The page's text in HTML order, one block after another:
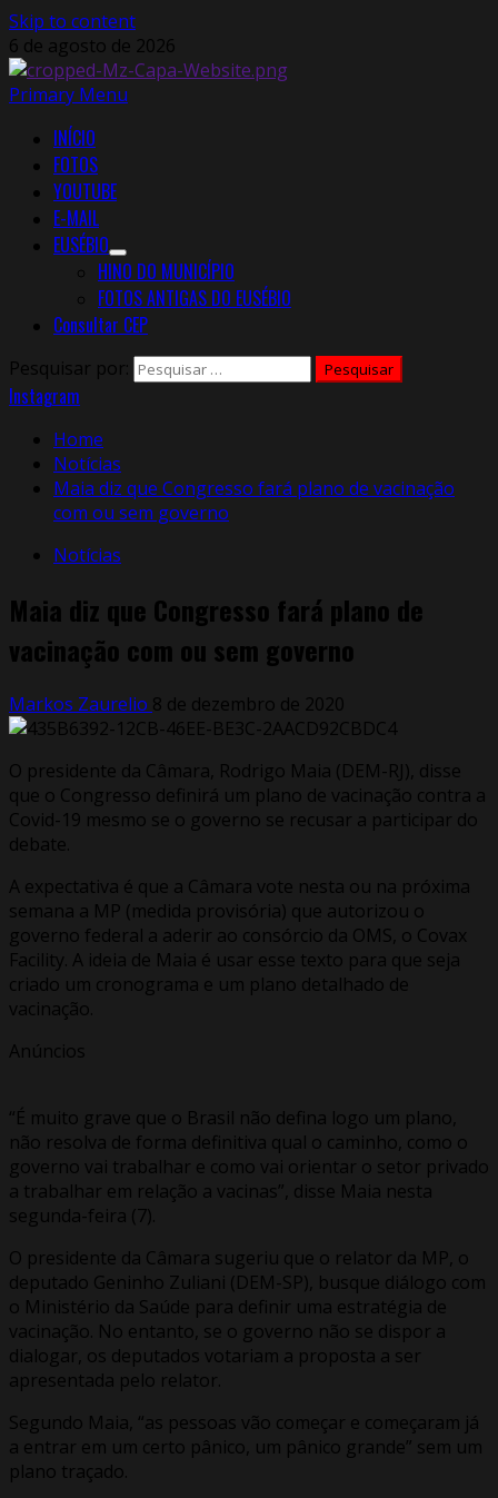
Skip to content
6 de agosto de 2026
Primary Menu
INÍCIO
FOTOS
YOUTUBE
E-MAIL
EUSÉBIO
HINO DO MUNICÍPIO
FOTOS ANTIGAS DO EUSÉBIO
Consultar CEP
Pesquisar por:
Instagram
Home
Notícias
Maia diz que Congresso fará plano de vacinação
com ou sem governo
Notícias
Maia diz que Congresso fará plano de
vacinação com ou sem governo
Markos Zaurelio 8 de dezembro de 2020
O presidente da Câmara, Rodrigo Maia (DEM-RJ), disse
que o Congresso definirá um plano de vacinação contra a
Covid-19 mesmo se o governo se recusar a participar do
debate.
A expectativa é que a Câmara vote nesta ou na próxima
semana a MP (medida provisória) que autorizou o
governo federal a aderir ao consórcio da OMS, o Covax
Facility. A ideia de Maia é usar esse texto para que seja
criado um cronograma e um plano detalhado de
vacinação.
Anúncios
“É muito grave que o Brasil não defina logo um plano,
não resolva de forma definitiva qual o caminho, como o
governo vai trabalhar e como vai orientar o setor privado
a trabalhar em relação a vacinas”, disse Maia nesta
segunda-feira (7).
O presidente da Câmara sugeriu que o relator da MP, o
deputado Geninho Zuliani (DEM-SP), busque diálogo com
o Ministério da Saúde para definir uma estratégia de
vacinação. No entanto, se o governo não se dispor a
dialogar, os deputados votariam a proposta a ser
apresentada pelo relator.
Segundo Maia, “as pessoas vão começar e começaram já
a entrar em um certo pânico, um pânico grande” sem um
plano traçado.